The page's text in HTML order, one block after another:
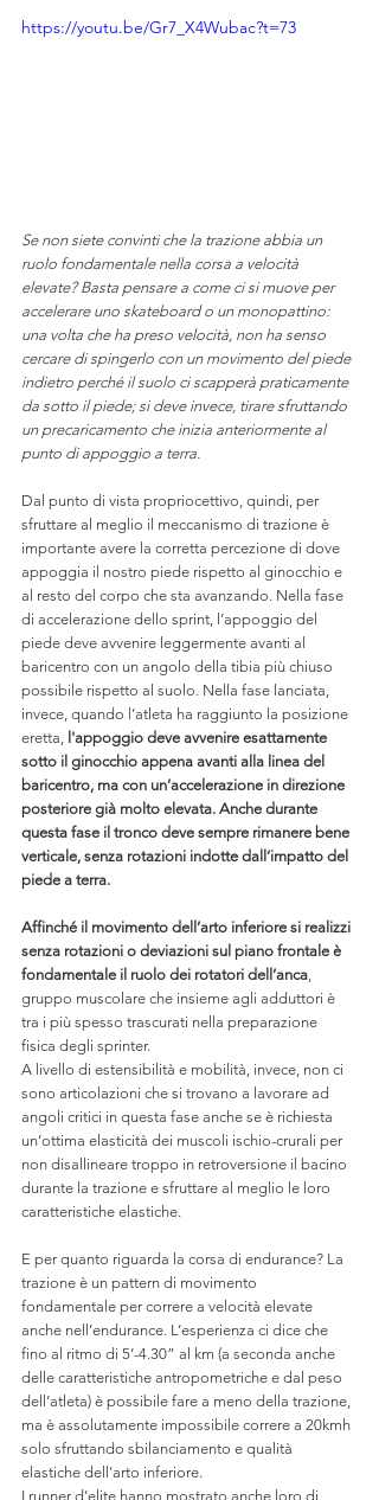
https://youtu.be/Gr7_X4Wubac?t=73
Se non siete convinti che la trazione abbia un
ruolo fondamentale nella corsa a velocità
elevate? Basta pensare a come ci si muove per
accelerare uno skateboard o un monopattino:
una volta che ha preso velocità, non ha senso
cercare di spingerlo con un movimento del piede
indietro perché il suolo ci scapperà praticamente
da sotto il piede; si deve invece, tirare sfruttando
un precaricamento che inizia anteriormente al
punto di appoggio a terra.
Dal punto di vista propriocettivo, quindi, per
sfruttare al meglio il meccanismo di trazione è
importante avere la corretta percezione di dove
appoggia il nostro piede rispetto al ginocchio e
al resto del corpo che sta avanzando. Nella fase
di accelerazione dello sprint, l’appoggio del
piede deve avvenire leggermente avanti al
baricentro con un angolo della tibia più chiuso
possibile rispetto al suolo. Nella fase lanciata,
invece, quando l’atleta ha raggiunto la posizione
eretta, l'appoggio deve avvenire esattamente
sotto il ginocchio appena avanti alla linea del
baricentro, ma con un’accelerazione in direzione
posteriore già molto elevata. Anche durante
questa fase il tronco deve sempre rimanere bene
verticale, senza rotazioni indotte dall’impatto del
piede a terra.
Affinché il movimento dell’arto inferiore si realizzi
senza rotazioni o deviazioni sul piano frontale è
fondamentale il ruolo dei rotatori dell’anca,
gruppo muscolare che insieme agli adduttori è
tra i più spesso trascurati nella preparazione
fisica degli sprinter.
A livello di estensibilità e mobilità, invece, non ci
sono articolazioni che si trovano a lavorare ad
angoli critici in questa fase anche se è richiesta
un’ottima elasticità dei muscoli ischio-crurali per
non disallineare troppo in retroversione il bacino
durante la trazione e sfruttare al meglio le loro
caratteristiche elastiche.
E per quanto riguarda la corsa di endurance? La
trazione è un pattern di movimento
fondamentale per correre a velocità elevate
anche nell’endurance. L’esperienza ci dice che
fino al ritmo di 5’-4.30” al km (a seconda anche
delle caratteristiche antropometriche e dal peso
dell’atleta) è possibile fare a meno della trazione,
ma è assolutamente impossibile correre a 20kmh
solo sfruttando sbilanciamento e qualità
elastiche dell’arto inferiore.
I runner d’elite hanno mostrato anche loro di